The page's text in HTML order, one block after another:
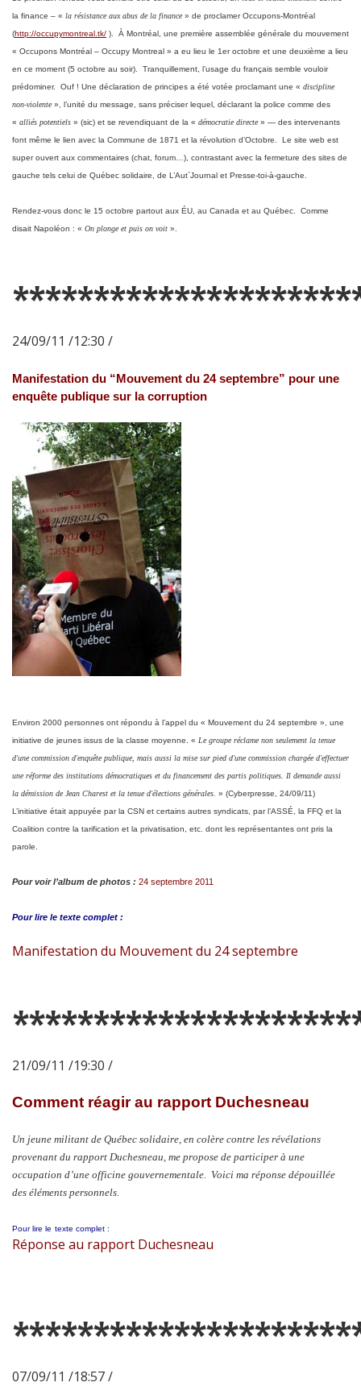
la finance – « la résistance aux abus de la finance » de proclamer Occupons-Montréal
(http://occupymontreal.tk/ ). À Montréal, une première assemblée générale du mouvement
« Occupons Montréal – Occupy Montreal » a eu lieu le 1eroctobre et une deuxième a lieu
en ce moment (5 octobre au soir). Tranquillement, l’usage du français semble vouloir
prédominer. Ouf ! Une déclaration de principes a été votée proclamant une « discipline
non-violente », l’unité du message, sans préciser lequel, déclarant la police comme des
« alliés potentiels » (sic) et se revendiquant de la « démocratie directe » — des intervenants
font même le lien avec la Commune de 1871 et la révolution d’Octobre. Le site web est
super ouvert aux commentaires (chat, forum…), contrastant avec la fermeture des sites de
gauche tels celui de Québec solidaire, de L’Aut`Journal et Presse-toi-à-gauche.
Rendez-vous donc le 15 octobre partout aux ÉU, au Canada et au Québec. Comme
disait Napoléon : « On plonge et puis on voit ».
24/09/11 /12:30 /
Manifestation du “Mouvement du 24 septembre” pour une
enquête publique sur la corruption
Environ 2000 personnes ont répondu à l’appel du « Mouvement du 24 septembre », une
initiative de jeunes issus de la classe moyenne. « Le groupe réclame non seulement la tenue
d'une commission d'enquête publique, mais aussi la mise sur pied d'une commission chargée d'effectuer
une réforme des institutions démocratiques et du financement des partis politiques. Il demande aussi
la démission de Jean Charest et la tenue d'élections générales. » (Cyberpresse, 24/09/11)
L’initiative était appuyée par la CSN et certains autres syndicats, par l’ASSÉ, la FFQ et la
Coalition contre la tarification et la privatisation, etc. dont les représentantes ont pris la
parole.
Pour voir l’album de photos : 24 septembre 2011
Pour lire le texte complet :
Manifestation du Mouvement du 24 septembre
21/09/11 /19:30 /
Comment réagir au rapport Duchesneau
Un jeune militant de Québec solidaire, en colère contre les révélations
provenant du rapport Duchesneau, me propose de participer à une
occupation d’une officine gouvernementale. Voici ma réponse dépouillée
des éléments personnels.
Pour lire le texte complet :
Réponse au rapport Duchesneau
07/09/11 /18:57 /